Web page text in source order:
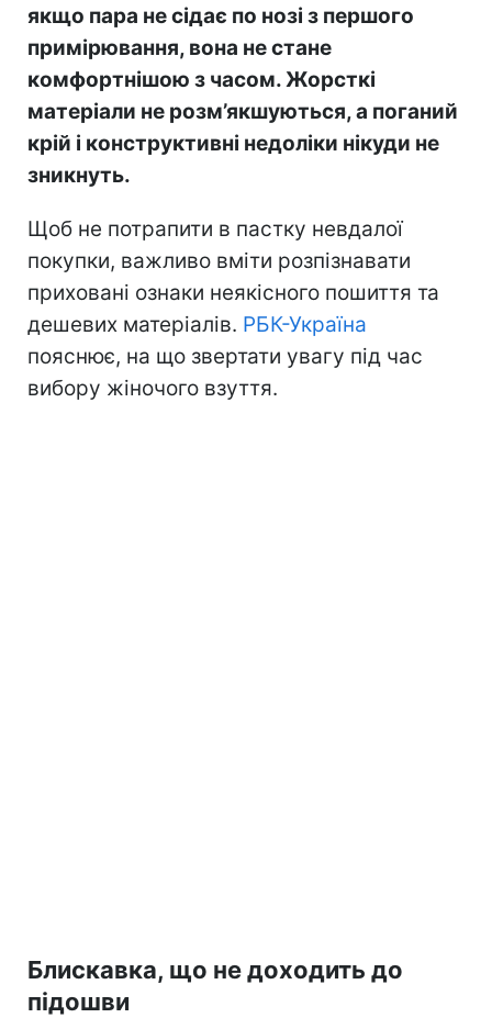
якщо пара не сідає по нозі з першого
примірювання, вона не стане
комфортнішою з часом. Жорсткі
матеріали не розм’якшуються, а поганий
крій і конструктивні недоліки нікуди не
зникнуть.
Щоб не потрапити в пастку невдалої
покупки, важливо вміти розпізнавати
приховані ознаки неякісного пошиття та
дешевих матеріалів. РБК-Україна
пояснює, на що звертати увагу під час
вибору жіночого взуття.
Блискавка, що не доходить до
підошви